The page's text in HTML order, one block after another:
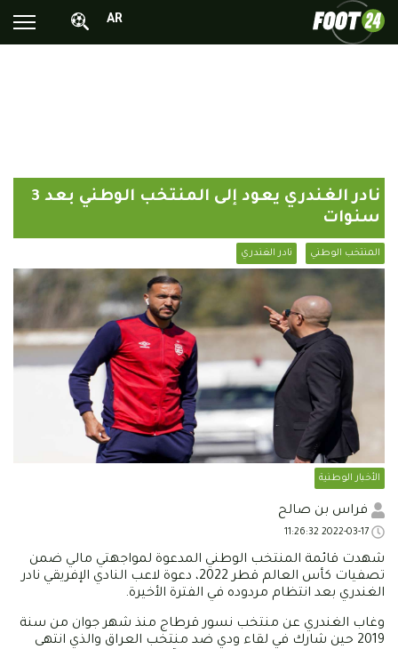
ألبومات الصور
أخبار متفرقة
البث المباشر
Chrono24
Sports 24
AR
نادر الغندري يعود إلى المنتخب الوطني بعد 3
سنوات
المنتخب الوطني نادر الغندري
الأخبار الوطنية
فراس بن صالح
شهدت قائمة المنتخب الوطني المدعوة لمواجهتي مالي ضمن
تصفيات كأس العالم قطر 2022، دعوة لاعب النادي الإفريقي نادر
الغندري بعد انتظام مردوده في الفترة الأخيرة.
وغاب الغندري عن منتخب نسور قرطاج منذ شهر جوان من سنة
2019 حين شارك في لقاء ودي ضد منتخب العراق والذي انتهى